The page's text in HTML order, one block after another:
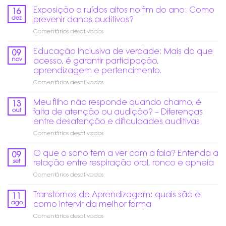
16
dez
Exposição a ruídos altos no fim do ano: Como
prevenir danos auditivos?
Comentários desativadosem
a
altos
no
fim
ano:
prevenir
danos
auditivos?
09
nov
Educação Inclusiva de verdade: Mais do que
acesso, é garantir participação,
aprendizagem e pertencimento.
Comentários desativadosem
Inclusiva
verdade:
Mais
do
acesso,
garantir
participação,
e
pertencimento.
13
out
Meu filho não responde quando chamo, é
falta de atenção ou audição? – Diferenças
entre desatenção e dificuldades auditivas.
Comentários desativadosem
filho
não
responde
quando
é
falta
atenção
09
set
O que o sono tem a ver com a fala? Entenda a
relação entre respiração oral, ronco e apneia
Comentários desativadosem
que
sono
tem
11
ago
Transtornos de Aprendizagem: quais são e
como intervir da melhor forma
Comentários desativadosem